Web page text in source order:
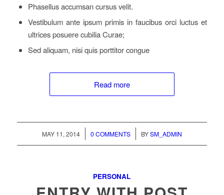
Phasellus accumsan cursus velit.
Vestibulum ante ipsum primis in faucibus orci luctus et
ultrices posuere cubilia Curae;
Sed aliquam, nisi quis porttitor congue
Read more
MAY 11, 2014
/ 0 COMMENTS
/ BYSM_ADMIN
PERSONAL